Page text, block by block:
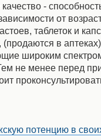
-
от
таблеток и
в
широким
не менее перед
потенцию в